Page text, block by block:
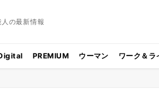
の最新情報
PREMIUM ウーマン ワーク＆ラ